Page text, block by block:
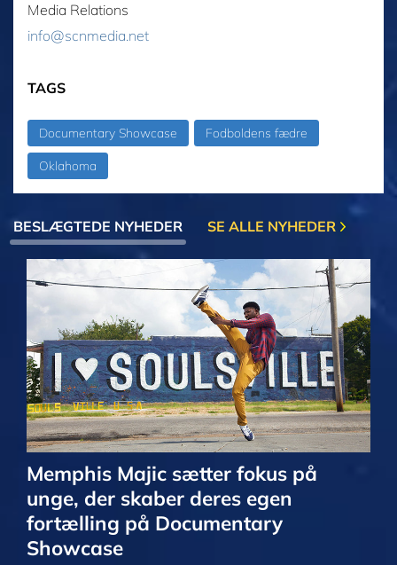
Media Relations
info@scnmedia.net
TAGS
Documentary Showcase Fodboldens fædre
Oklahoma
BESLÆGTEDE NYHEDER SE ALLE NYHEDER
Memphis Majic sætter fokus på
unge, der skaber deres egen
fortælling på Documentary
Showcase